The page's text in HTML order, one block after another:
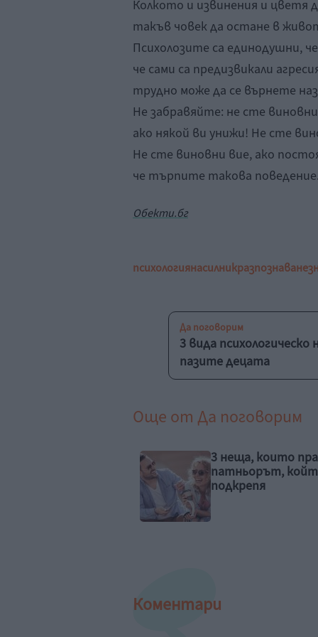
Колкото и извинения и цветя
такъв човек да остане в
Психолозите са единодушни,
че сами са предизвикали
трудно може да се върнете
Не забравяйте: не сте
ако някой ви унижи! Не сте
Не сте виновни вие, ако
че търпите такова
Обекти.бг
психологиянасилникразпознаване
Да поговорим
3 вида
пазите децата
Още от Да поговорим
Хъркане – защо се
и как да го
Коментари